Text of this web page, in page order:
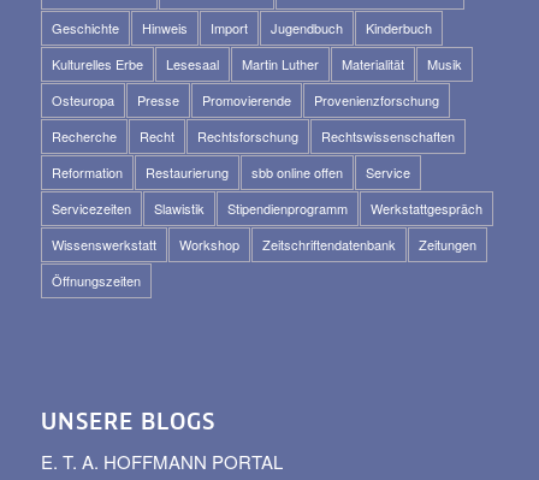
Geschichte
Hinweis Import Jugendbuch
Kinderbuch
Kulturelles Erbe
Lesesaal Martin Luther Materialität
Musik
Osteuropa
Presse Promovierende
Provenienzforschung
Recherche
Recht Rechtsforschung
Rechtswissenschaften
Reformation
Restaurierung sbb online offen
Service
Servicezeiten
Slawistik Stipendienprogramm
Werkstattgespräch
Wissenswerkstatt
Workshop Zeitschriftendatenbank
Zeitungen
Öffnungszeiten
UNSERE BLOGS
E. T. A. HOFFMANN PORTAL